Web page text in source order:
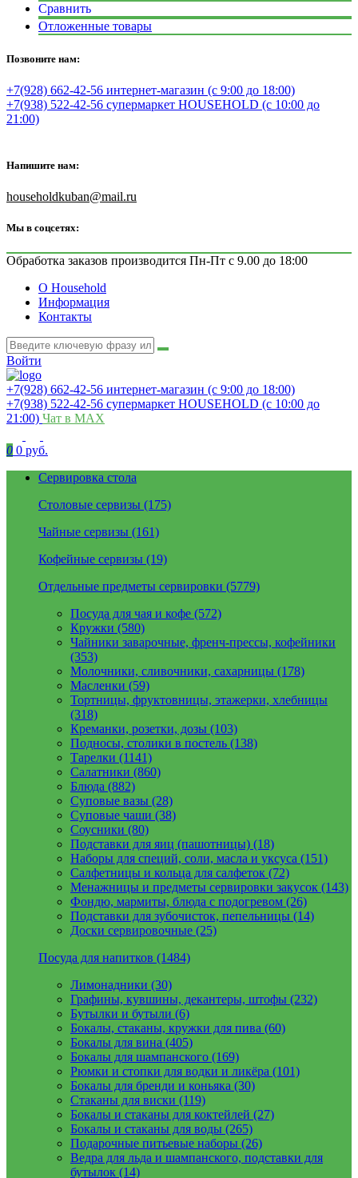
Сравнить
Отложенные товары
Позвоните нам:
+7(928) 662-42-56 интернет-магазин (с 9:00 до 18:00)
+7(938) 522-42-56 супермаркет HOUSEHOLD (с 10:00 до
21:00)
Напишите нам:
householdkuban@mail.ru
Мы в соцсетях:
Обработка заказов производится Пн-Пт с 9.00 до 18:00
О Household
Информация
Контакты
Войти
+7(928) 662-42-56 интернет-магазин (с 9:00 до 18:00)
+7(938) 522-42-56 супермаркет HOUSEHOLD (с 10:00 до
21:00) Чат в MAX
0 0 руб.
Сервировка стола
Столовые сервизы (175)
Чайные сервизы (161)
Кофейные сервизы (19)
Отдельные предметы сервировки (5779)
Посуда для чая и кофе (572)
Кружки (580)
Чайники заварочные, френч-прессы, кофейники
(353)
Молочники, сливочники, сахарницы (178)
Масленки (59)
Тортницы, фруктовницы, этажерки, хлебницы
(318)
Креманки, розетки, дозы (103)
Подносы, столики в постель (138)
Тарелки (1141)
Салатники (860)
Блюда (882)
Суповые вазы (28)
Суповые чаши (38)
Соусники (80)
Подставки для яиц (пашотницы) (18)
Наборы для специй, соли, масла и уксуса (151)
Салфетницы и кольца для салфеток (72)
Менажницы и предметы сервировки закусок (143)
Фондю, мармиты, блюда с подогревом (26)
Подставки для зубочисток, пепельницы (14)
Доски сервировочные (25)
Посуда для напитков (1484)
Лимонадники (30)
Графины, кувшины, декантеры, штофы (232)
Бутылки и бутыли (6)
Бокалы, стаканы, кружки для пива (60)
Бокалы для вина (405)
Бокалы для шампанского (169)
Рюмки и стопки для водки и ликёра (101)
Бокалы для бренди и коньяка (30)
Стаканы для виски (119)
Бокалы и стаканы для коктейлей (27)
Бокалы и стаканы для воды (265)
Подарочные питьевые наборы (26)
Ведра для льда и шампанского, подставки для
бутылок (14)